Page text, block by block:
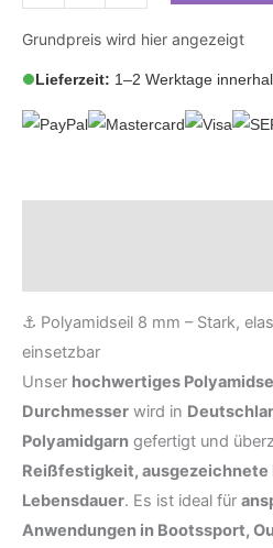
Grundpreis wird hier angezeigt
Lieferzeit: 1–2 Werktage
⚓ Polyamidseil 8 mm – Stark,
einsetzbar
Unser hochwertiges
Durchmesser wird in
Polyamidgarn gefertigt und
Reißfestigkeit, ausgezeichnete
Lebensdauer. Es ist ideal für
Anwendungen in Bootssport,